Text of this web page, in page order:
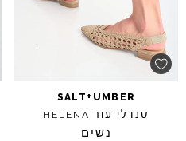
SALT + UMBER
סנדלי עור HELENA
נשים